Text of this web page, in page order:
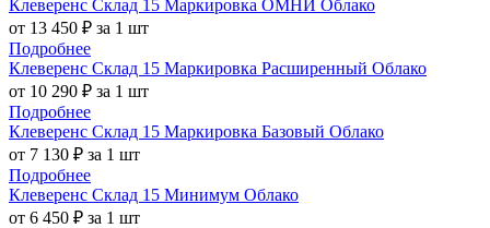
Клеверенс Склад 15 Маркировка ОМНИ Облако
от 13 450 ₽ за 1 шт
Подробнее
Клеверенс Склад 15 Маркировка Расширенный Облако
от 10 290 ₽ за 1 шт
Подробнее
Клеверенс Склад 15 Маркировка Базовый Облако
от 7 130 ₽ за 1 шт
Подробнее
Клеверенс Склад 15 Минимум Облако
от 6 450 ₽ за 1 шт